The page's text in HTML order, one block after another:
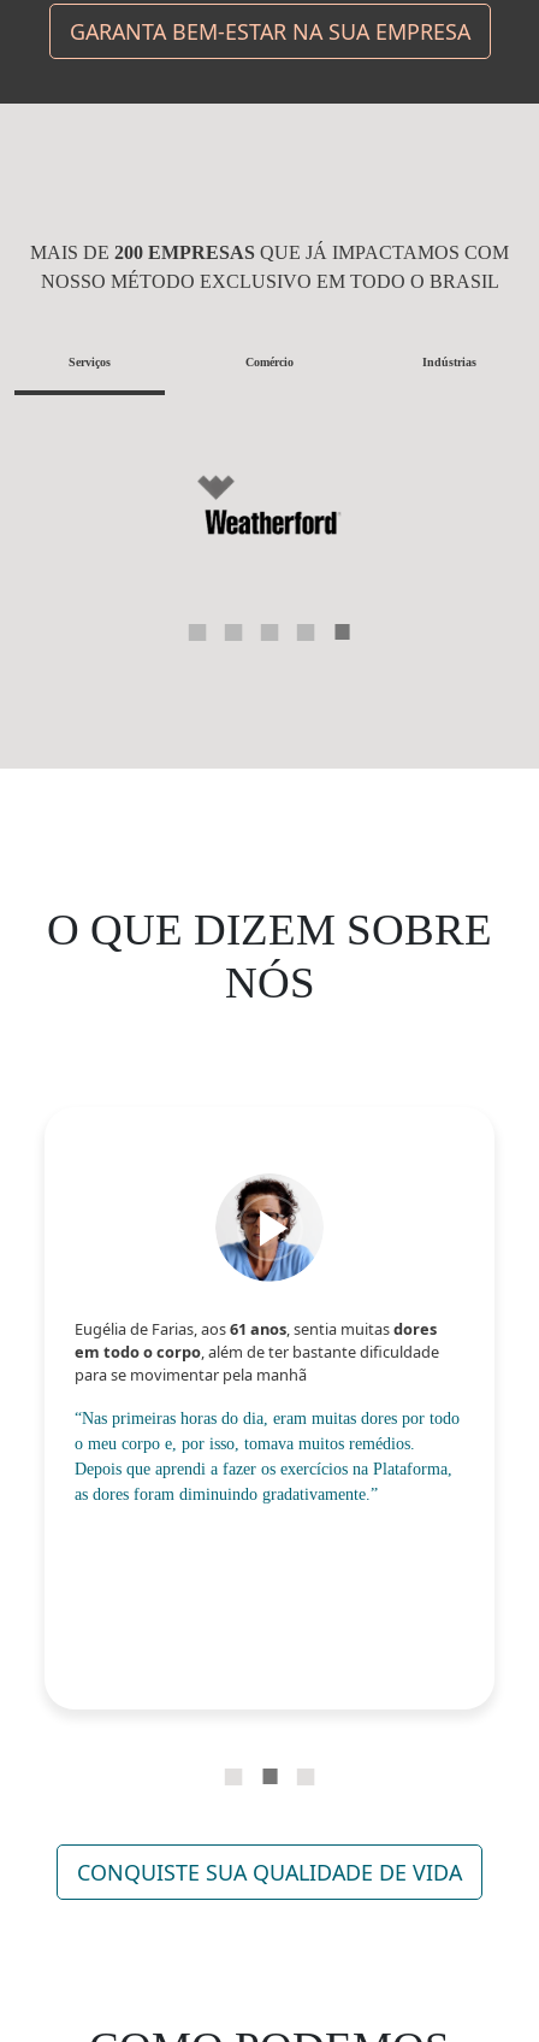
GARANTA BEM-ESTAR NA SUA EMPRESA
MAIS DE 200 EMPRESAS QUE JÁ IMPACTAMOS COM
NOSSO MÉTODO EXCLUSIVO EM TODO O BRASIL
Serviços Comércio Indústrias
O QUE DIZEM SOBRE
NÓS
Eugélia de Farias, aos61 anos, sentia muitasdores
em todo o corpo, além de ter bastante dificuldade
para se movimentar pela manhã
“Nas primeiras horas do dia, eram muitas dores por todo
o meu corpo e, por isso, tomava muitos remédios.
Depois que aprendi a fazer os exercícios na Plataforma,
as dores foram diminuindo gradativamente.”
CONQUISTE SUA QUALIDADE DE VIDA